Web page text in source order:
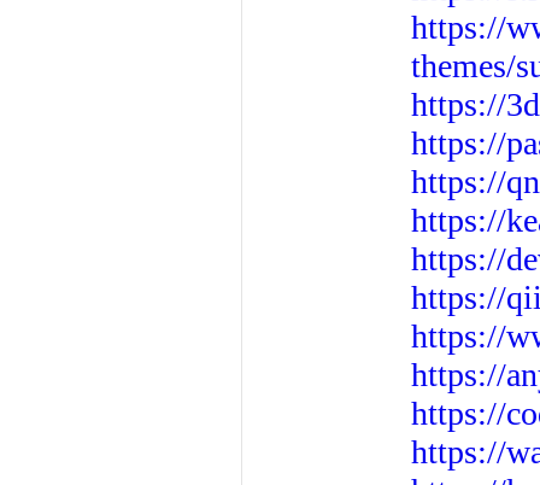
https://
themes/
https://
https://
https://
https://
https://
https://
https://
https://
https://
https://